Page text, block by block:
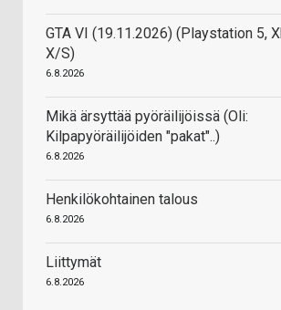
GTA VI (19.11.2026) (Playstation 5,
X/S)
6.8.2026
Mikä ärsyttää pyöräilijöissä (Oli:
Kilpapyöräilijöiden "pakat"..)
6.8.2026
Henkilökohtainen talous
6.8.2026
Liittymät
6.8.2026